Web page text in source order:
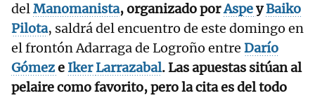
delManomanista, organizado porAspeyBaiko
Pilota, saldrá del encuentro de este domingo en
el frontón Adarraga de Logroño entre Darío
Gómeze IkerLarrazabal. Las apuestas sitúan al
pelaire como favorito, pero la cita es del todo